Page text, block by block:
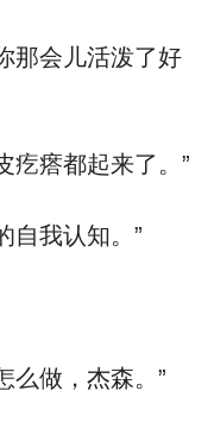
那会儿活泼了好
瘩都起来了。”
自我认知。”
做，杰森。”